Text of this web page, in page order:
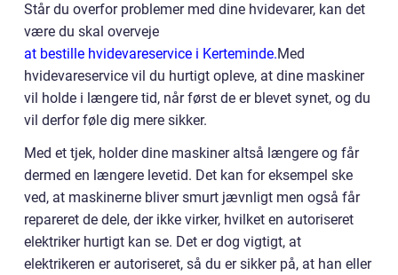
Står du overfor problemer med dine hvidevarer, kan det
være du skal overveje
at bestille hvidevareservice i Kerteminde.Med
hvidevareservice vil du hurtigt opleve, at dine maskiner
vil holde i længere tid, når først de er blevet synet, og du
vil derfor føle dig mere sikker.
Med et tjek, holder dine maskiner altså længere og får
dermed en længere levetid. Det kan for eksempel ske
ved, at maskinerne bliver smurt jævnligt men også får
repareret de dele, der ikke virker, hvilket en autoriseret
elektriker hurtigt kan se. Det er dog vigtigt, at
elektrikeren er autoriseret, så du er sikker på, at han eller